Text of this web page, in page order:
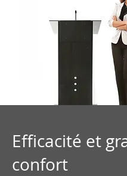
Efficacité et
confort